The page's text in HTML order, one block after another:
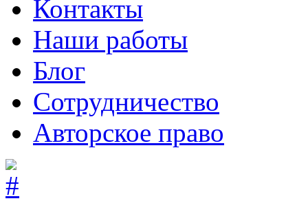
Контакты
Наши работы
Блог
Сотрудничество
Авторское право